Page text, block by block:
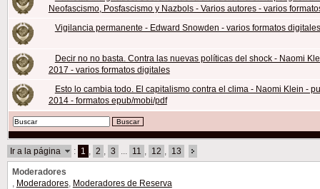
Neofascismo, Posfascismo y Nazbols - Varios autores - varios
Vigilancia permanente - Edward Snowden - varios formatos digitales
Decir no no basta. Contra las nuevas políticas del shock - Naomi
2017 - varios formatos digitales
Esto lo cambia todo. El capitalismo contra el clima - Naomi Klein -
2014 - formatos epub/mobi/pdf
Ir a la página : 1 2 3 11 12 13
Moderadores
Moderadores, Moderadores de Reserva